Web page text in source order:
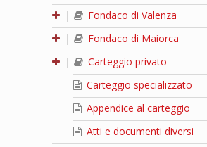
|
Fondaco di Valenza
|
Fondaco di Maiorca
|
Carteggio privato
Carteggio specializzato
Appendice al carteggio
Atti e documenti diversi